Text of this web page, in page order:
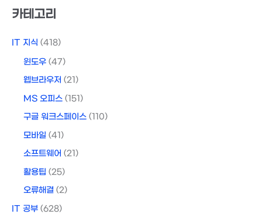
상
카테고리
IT 지식 (418)
윈도우 (47)
웹브라우저 (21)
MS 오피스 (151)
구글 워크스페이스 (110)
모바일 (41)
소프트웨어 (21)
활용팁 (25)
오류해결 (2)
IT 공부 (628)